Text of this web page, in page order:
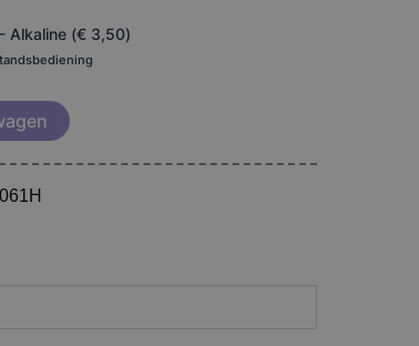
Alkaline (€ 3,50)